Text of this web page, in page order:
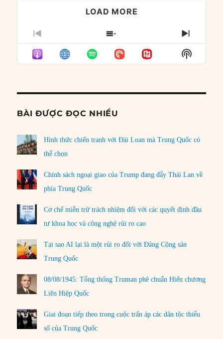
LOAD MORE
PREVIOUS
EPISODE
SHOW
EPISODES
LIST
NEXT
Show
Podcast
BÀI ĐƯỢC ĐỌC NHIỀU
Hình thức chiến tranh với Đài Loan mà Trung Quốc có
thể chọn
Chính sách ngoại giao của Trump đang đẩy Thái Lan về
phía Trung Quốc
Cơ chế miễn trừ trách nhiệm đối với các quyết định đầu
tư khoa học và công nghệ rủi ro cao
Tại sao AI lại là một rủi ro đối với Đảng Cộng sản
Trung Quốc
08/08/1945: Tổng thống Truman phê chuẩn Hiến chương
Liên Hiệp Quốc
Giai đoạn tiếp theo trong cuộc trấn áp các dân tộc thiểu
số của Trung Quốc